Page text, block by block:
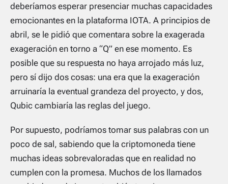
deberíamos esperar presenciar muchas capacidades
emocionantes en la plataforma IOTA. A principios de
abril, se le pidió que comentara sobre la exagerada
exageración en torno a “Q” en ese momento. Es
posible que su respuesta no haya arrojado más luz,
pero sí dijo dos cosas: una era que la exageración
arruinaría la eventual grandeza del proyecto, y dos,
Qubic cambiaría las reglas del juego.
Por supuesto, podríamos tomar sus palabras con un
poco de sal, sabiendo que la criptomoneda tiene
muchas ideas sobrevaloradas que en realidad no
cumplen con la promesa. Muchos de los llamados